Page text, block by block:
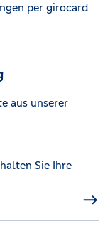
per girocard
aus unserer
Sie Ihre